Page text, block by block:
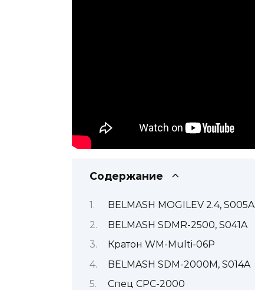
Содержание
BELMASH MOGILEV 2.4, S005A
BELMASH SDMR-2500, S041A
Кратон WM-Multi-06P
BELMASH SDM-2000M, S014A
Спец СРС-2000